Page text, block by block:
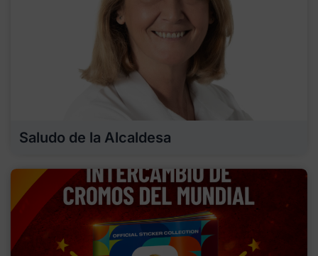
Saludo de la Alcaldesa